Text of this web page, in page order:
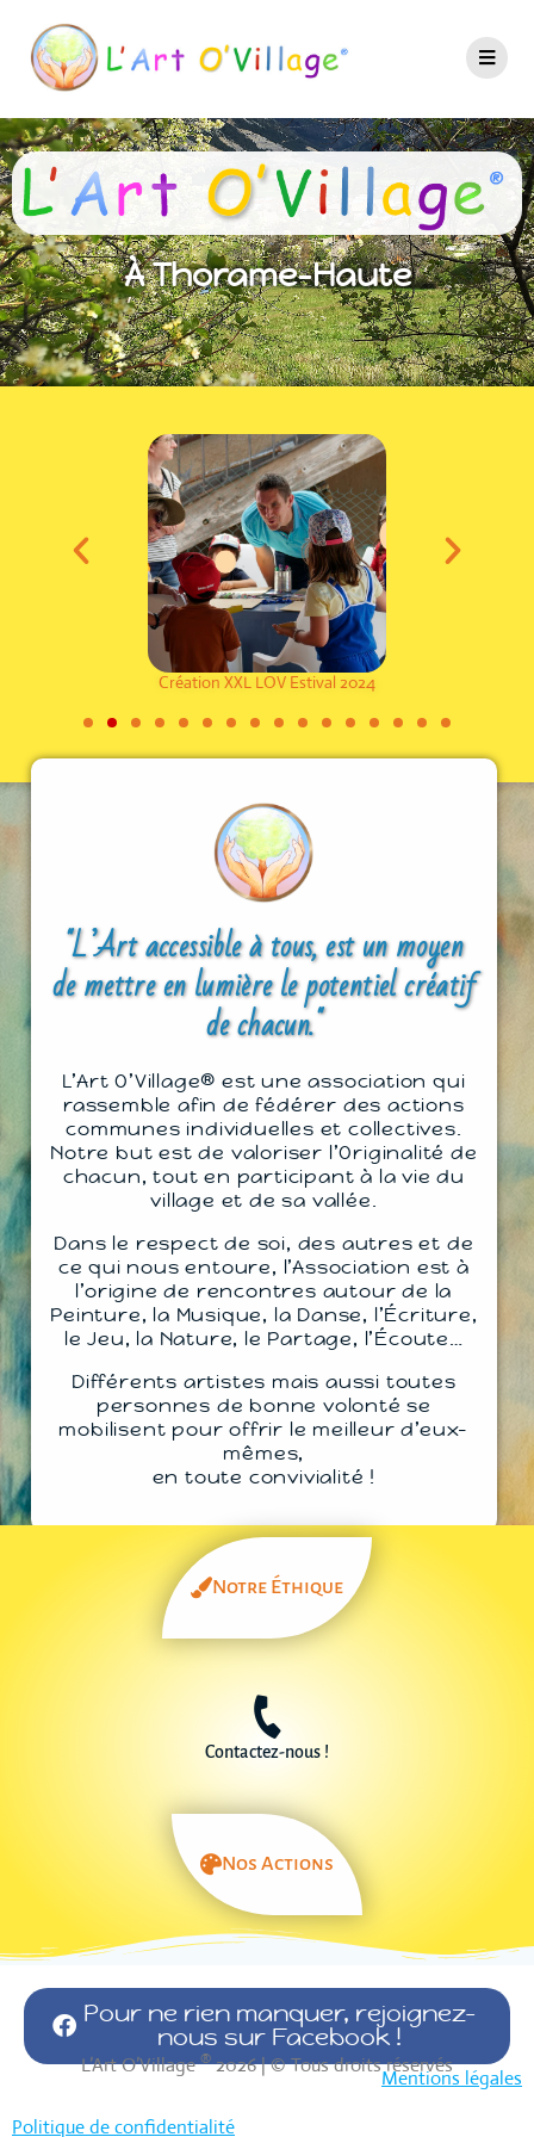
À Thorame-Haute
Création XXL LOV Estival 2024
"L’Art accessible à tous, est un moyen
de mettre en lumière le potentiel créatif
de chacun."
L’Art O’Village® est une association qui
rassemble afin de fédérer des actions
communes individuelles et collectives.
Notre but est de valoriser l’Originalité de
chacun, tout en participant à la vie du
village et de sa vallée.
Dans le respect de soi, des autres et de
ce qui nous entoure, l’Association est à
l’origine de rencontres autour de la
Peinture, la Musique, la Danse, l’Écriture,
le Jeu, la Nature, le Partage, l’Écoute…
Différents artistes mais aussi toutes
personnes de bonne volonté se
mobilisent pour offrir le meilleur d’eux-
mêmes,
en toute convivialité !
Notre Éthique
Contactez-nous !
Nos Actions
Pour ne rien manquer, rejoignez-
nous sur Facebook !
L’Art O’Village ®2026 | © Tous droits réservés
Mentions légales
Politique de confidentialité